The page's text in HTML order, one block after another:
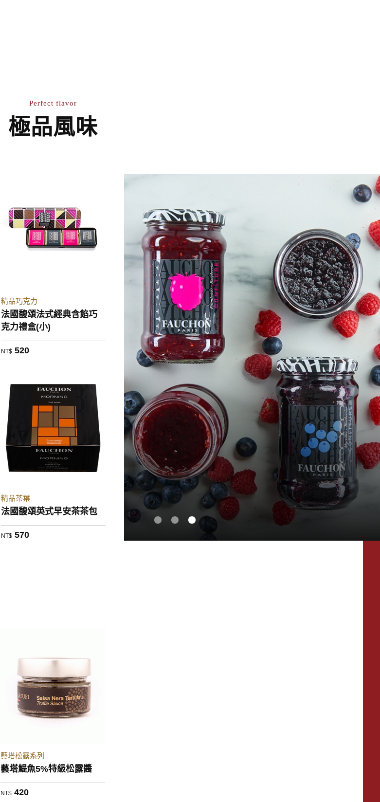
Perfect flavor
極品風味
精品巧克力
法國馥頌法式經典含餡巧
克力禮盒(小)
NT$ 520
精品茶葉
法國馥頌英式早安茶茶包
NT$ 570
藝塔松露系列
藝塔鯷魚5%特級松露醬
NT$ 420